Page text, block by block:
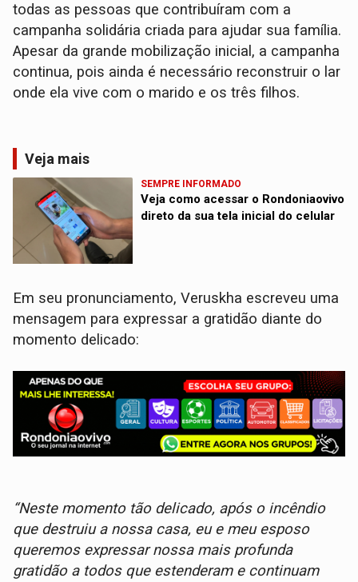
todas as pessoas que contribuíram com a
campanha solidária criada para ajudar sua família.
Apesar da grande mobilização inicial, a campanha
continua, pois ainda é necessário reconstruir o lar
onde ela vive com o marido e os três filhos.
Veja mais
SEMPRE INFORMADO
Veja como acessar o Rondoniaovivo
direto da sua tela inicial do celular
Em seu pronunciamento, Veruskha escreveu uma
mensagem para expressar a gratidão diante do
momento delicado:
“Neste momento tão delicado, após o incêndio
que destruiu a nossa casa, eu e meu esposo
queremos expressar nossa mais profunda
gratidão a todos que estenderam e continuam